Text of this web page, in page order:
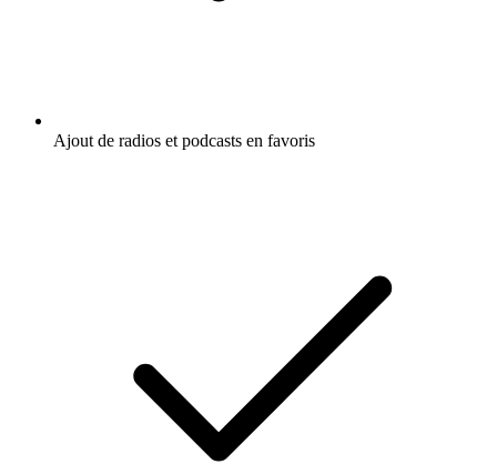
Ajout de radios et podcasts en favoris